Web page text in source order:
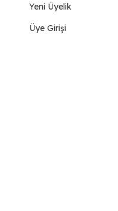
Yeni Üyelik
Üye Girişi